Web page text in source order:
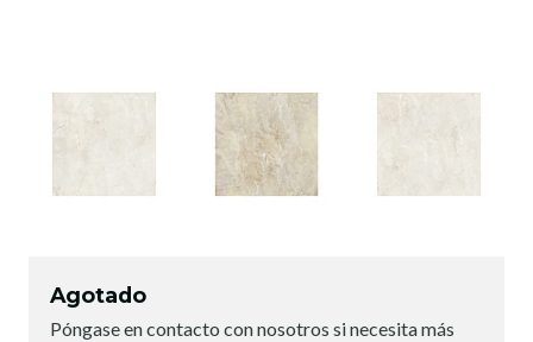
Agotado
Póngase en contacto con nosotros si necesita más